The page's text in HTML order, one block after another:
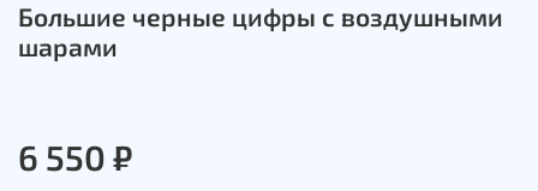
Большие черные цифры с воздушными
шарами
6 550 ₽